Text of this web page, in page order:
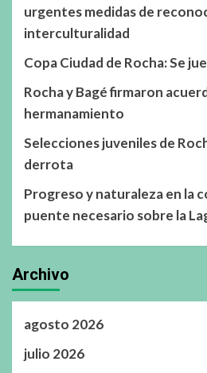
urgentes medidas de
interculturalidad
Copa Ciudad de Rocha: Se
Rocha y Bagé firmaron
hermanamiento
Selecciones juveniles de
derrota
Progreso y naturaleza en la
puente necesario sobre la
Archivo
agosto 2026
julio 2026